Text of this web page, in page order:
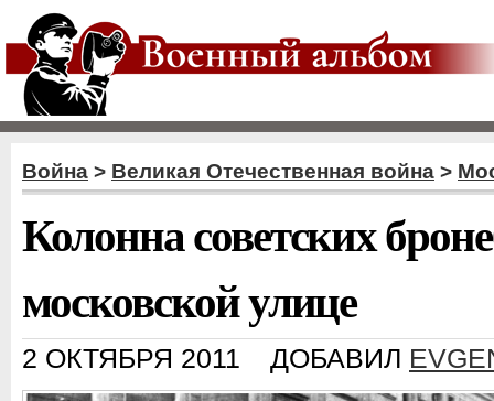
Война > Великая Отечественная война >
Колонна советских
московской улице
2 ОКТЯБРЯ 2011 ДОБАВИЛ